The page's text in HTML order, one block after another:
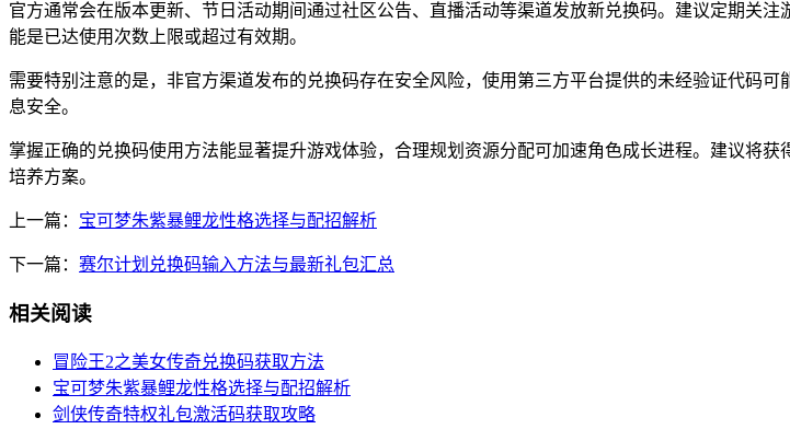
官方通常会在版本更新、节日活动期间通过社区公告、直播活动等渠道发放新兑换码。建议定期关
能是已达使用次数上限或超过有效期。
需要特别注意的是，非官方渠道发布的兑换码存在安全风险，使用第三方平台提供的未经验证代码
息安全。
掌握正确的兑换码使用方法能显著提升游戏体验，合理规划资源分配可加速角色成长进程。建议将
培养方案。
上一篇： 宝可梦朱紫暴鲤龙性格选择与配招解析
下一篇： 赛尔计划兑换码输入方法与最新礼包汇总
相关阅读
冒险王2之美女传奇兑换码获取方法
宝可梦朱紫暴鲤龙性格选择与配招解析
剑侠传奇特权礼包激活码获取攻略